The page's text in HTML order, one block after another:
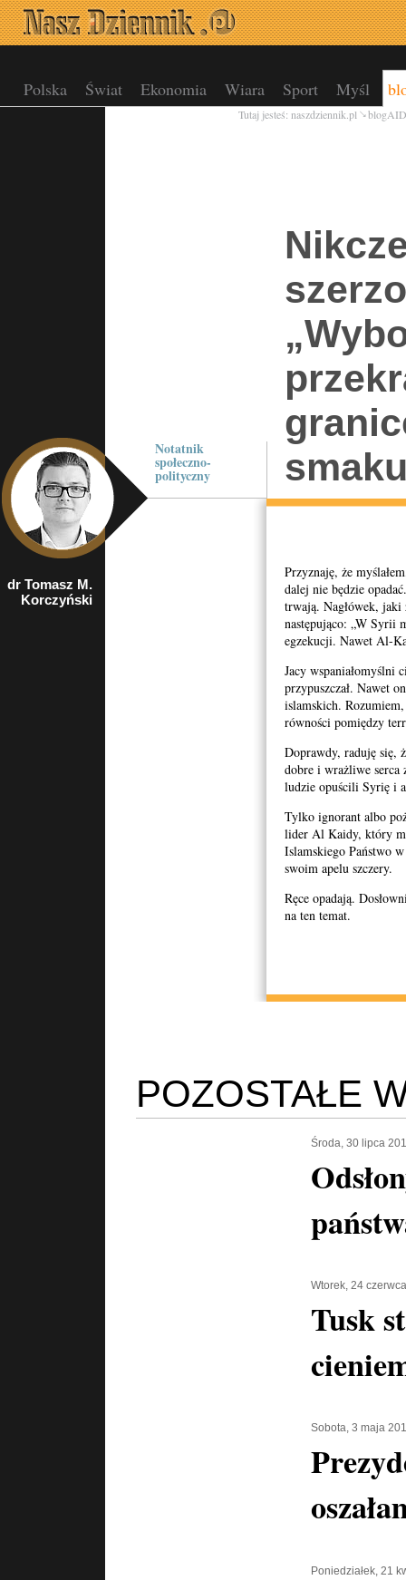
Polska Świat Ekonomia Wiara Sport Myśl
Tutaj jesteś: naszdziennik.pl blogAID
Notatnik
społeczno-
polityczny
dr Tomasz M.
Korczyński
Przyznaję, że
dalej nie będzie
trwają. Nagłówek,
następująco: „W Syrii
egzekucji. Nawet Al-
Jacy
przypuszczał. Nawet
islamskich.
równości pomiędzy
Doprawdy, raduję się,
dobre i wrażliwe serca
ludzie opuścili Syrię i
Tylko ignorant albo
lider Al Kaidy, który
Islamskiego Państwo
swoim apelu szczery.
Ręce opadają.
na ten temat.
POZOSTAŁE
Środa, 30 lipca
Wtorek, 24
Tusk
Sobota, 3 maja
Poniedziałek, 21